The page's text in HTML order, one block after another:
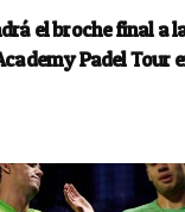
el broche final a
Padel Tour